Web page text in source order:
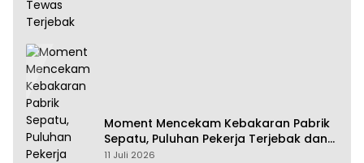
Moment Mencekam Kebakaran Pabrik
Sepatu, Puluhan Pekerja Terjebak dan
28 Orang Tewas
11 Juli 2026